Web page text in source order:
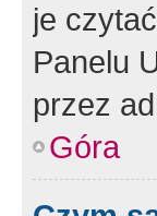
je
Panelu
przez
Góra